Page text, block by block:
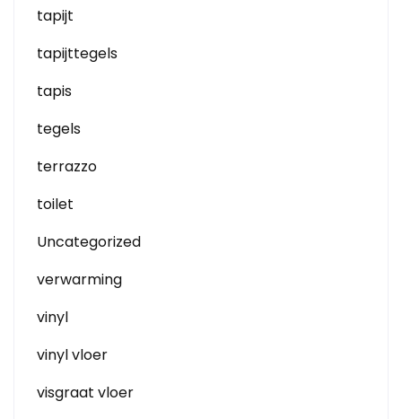
tapijt
tapijttegels
tapis
tegels
terrazzo
toilet
Uncategorized
verwarming
vinyl
vinyl vloer
visgraat vloer